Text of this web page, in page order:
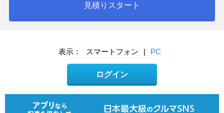
見積りスタート
表示： スマートフォン | PC
ログイン